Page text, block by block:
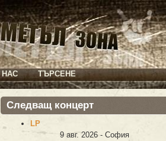
НАС ТЪРСЕНЕ
Следващ концерт
LP
9 авг. 2026 - София